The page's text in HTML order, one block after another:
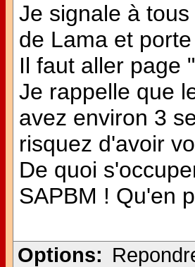
Je signale à
de Lama et
Il faut aller page
Je rappelle que
avez environ 3
risquez d'avoir
De quoi
SAPBM ! Qu'en
Options: